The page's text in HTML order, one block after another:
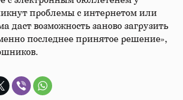
проблемы с интернетом или
даст возможность заново загрузить
последнее принятое решение»,